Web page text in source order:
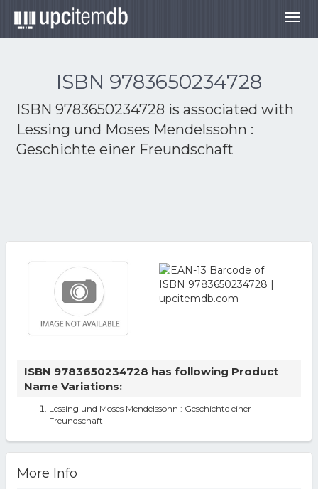
ISBN 9783650234728
ISBN 9783650234728 is associated with
Lessing und Moses Mendelssohn :
Geschichte einer Freundschaft
ISBN 9783650234728 has following Product
Name Variations:
Lessing und Moses Mendelssohn : Geschichte einer
Freundschaft
More Info